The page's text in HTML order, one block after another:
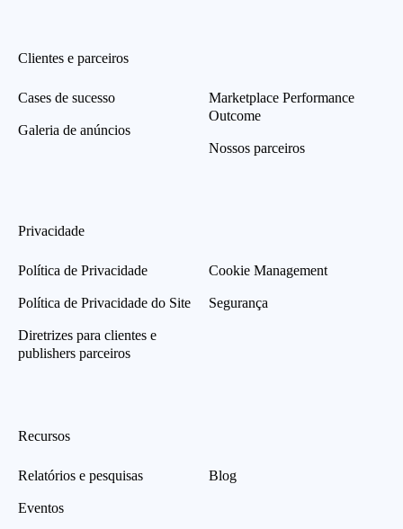
Clientes e parceiros
Cases de sucesso
Galeria de anúncios
Marketplace Performance
Outcome
Nossos parceiros
Privacidade
Política de Privacidade
Política de Privacidade do Site
Diretrizes para clientes e
publishers parceiros
Cookie Management
Segurança
Recursos
Relatórios e pesquisas
Eventos
Blog